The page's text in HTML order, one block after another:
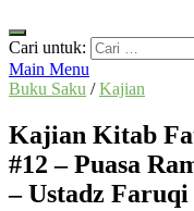
Cari untuk:
Main Menu
Buku Saku /Kajian
Kajian Kitab
#12 – Puasa
– Ustadz Faruqi